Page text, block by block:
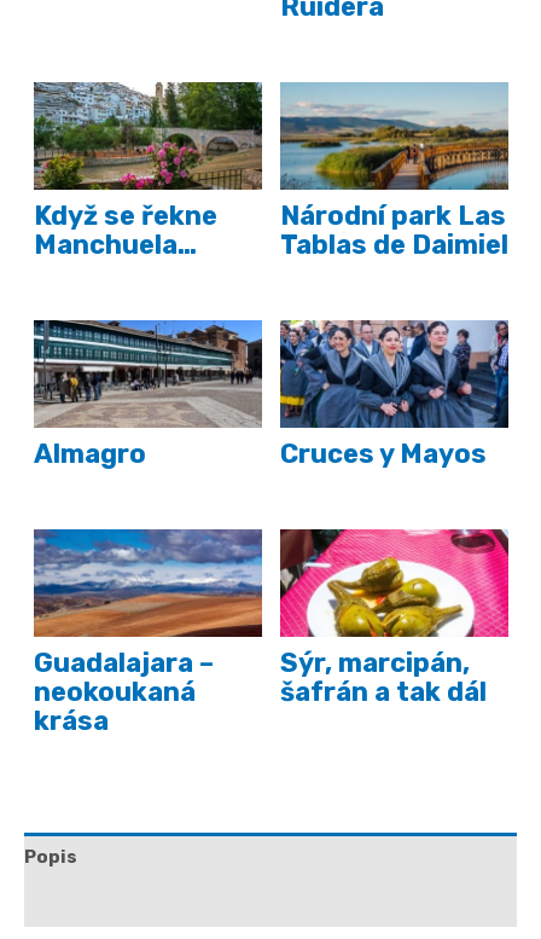
Ruidera
Když se řekne
Manchuela…
Národní park Las
Tablas de Daimiel
Almagro Cruces y Mayos
Guadalajara –
neokoukaná
krása
Sýr, marcipán,
šafrán a tak dál
Popis